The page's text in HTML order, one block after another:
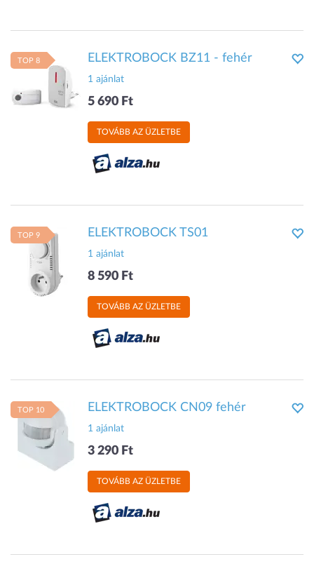
TOP 8 ELEKTROBOCK BZ11 - fehér
1 ajánlat
5 690 Ft
TOVÁBB AZ ÜZLETBE
TOP 9 ELEKTROBOCK TS01
1 ajánlat
8 590 Ft
TOVÁBB AZ ÜZLETBE
TOP 10 ELEKTROBOCK CN09 fehér
1 ajánlat
3 290 Ft
TOVÁBB AZ ÜZLETBE